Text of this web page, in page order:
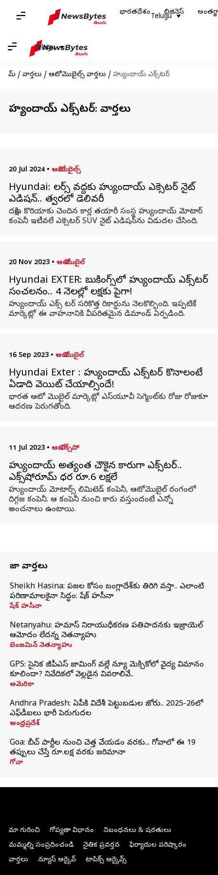
భారతదేశం బిజినెస్
Telugu
Telugu
హోమ్ / వార్తలు / ఆటోమొబైల్స్ వార్తలు / హ్యుందాయ్ ఎక్స్‌టర్‌
హ్యుందాయ్ ఎక్స్‌టర్‌: వార్తలు
20 Jul 2024 • ఆటోమొబైల్స్
Hyundai: డీలర్స్ వద్దకు హ్యుందాయ్ ఎక్సెటర్ నైట్
ఎడిషన్.. త్వరలో డెలివరీ
దక్షిణ కొరియాకు చెందిన కార్ల తయారీ సంస్థ హ్యుందాయ్ మోటార్
కంపెనీ ఇటీవలే ఎక్సెటర్ SUV నైట్ ఎడిషన్‌ను విడుదల చేసింది.
20 Nov 2023 • ఆటో మొబైల్
Hyundai EXTER: బుకింగ్స్‌లో హ్యుందాయ్ ఎక్స్‌టర్
సంచలనం.. 4 నెలల్లో లక్షకు పైగా!
హ్యుందాయ్ ఎక్స్ టర్ సరికొత్త రికార్డును నెలకొల్పింది. ఇప్పటికే
మార్కెట్లో ఈ వాహనానికి వీపరితమైన డిమాండ్ ఏర్పడింది.
16 Sep 2023 • ఆటో మొబైల్
Hyundai Exter : హ్యుందాయ్​ ఎక్స్​టర్ కొనాలంటే
ఏడాది వెయిట్ చేయాల్సిందే!
భారత ఆటో మొబైల్ మార్కెట్లో ఎస్‌యూవీ సెగ్మెంట్‌కు రోజు రోజుకూ
ఆదరణ పెరుగతోంది.
11 Jul 2023 • ఆటో ఎక్స్‌పో
హ్యుందాయ్ అత్యంత చౌకైన కారుగా ఎక్స్‌టర్‌..
ఎక్స్‌షోరూమ్‌ ధర రూ.6 లక్షలే
హ్యుందాయ్ మోటార్స్ లిమిటెడ్ కంపెనీ, ఆటోమొబైల్ రంగంలో
దిగ్గజ కంపెనీ. ఆ కంపెనీ నుంచి కారు వస్తుందంటే ఎన్నో
అంచనాలు ఉంటాయి.
తాజా వార్తలు
Sheikh Hasina: ప్రజల కోసం బంగ్లాదేశ్‌కు తిరిగి వస్తా.. ఎలాంటి
పరిణామాలకైనా సిద్ధం: షేక్ హసీనా
షేక్ హసీనా
Netanyahu: హమాస్ నిరాయుధీకరణ ప్రతిపాదనకు ఇజ్రాయెల్
ఆమోదం లేదన్న నెతన్యాహు
బెంజమిన్ నెతన్యాహు
GPS: సైనిక జీపీఎస్ జామింగ్ వల్లే న్యూ మెక్సికోలో వైద్య విమానం
కూలిందా? నివేదికలో వెల్లడైన వివరాలివే..
అమెరికా
Andhra Pradesh: ఏపీకి విదేశీ పెట్టుబడుల జోరు.. 2025-26లో
ఎఫ్‌డీఐలు భారీ పెరుగుదల
ఆంధ్రప్రదేశ్
Goa: బీచ్ పార్టీల నుంచి చెత్త వేయడం వరకు... గోవాలో ఈ 19
తప్పులు చేస్తే రూ.లక్ష వరకు జరిమానా
గోవా
మా గురించి గోప్యతా విధానం
నిబంధనలు & షరతులు
మమ్మల్ని సంప్రదించండి
నైతిక ప్రవర్తన
ఫిర్యాదుల పరిష్కారం
వార్తలు
న్యూస్ ఆర్కైవ్ టాపిక్స్ ఆర్కైవ్స్